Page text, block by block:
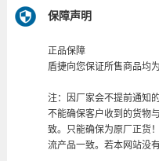
保障声明
正品保障
盾捷向您保证所售商品均
注：因厂家会不提前通知
不能确保客户收到的货物
致。只能确保为原厂正货
流产品一致。若本网站没